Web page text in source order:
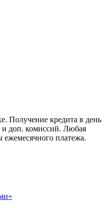
Получение кредита в день
и доп. комиссий. Любая
ежемесячного платежа.